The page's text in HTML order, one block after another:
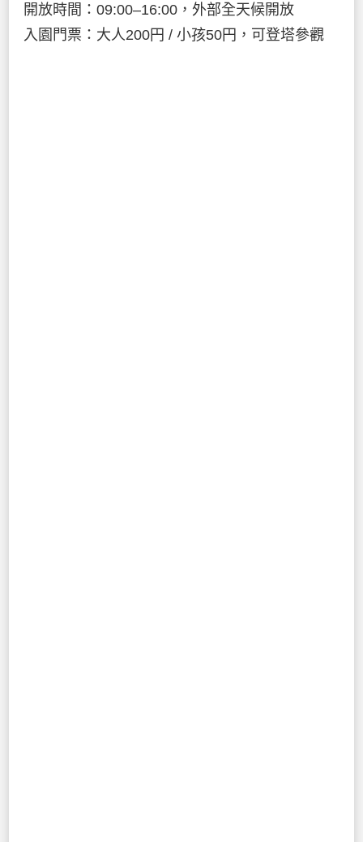
開放時間：09:00–16:00，外部全天候開放
入園門票：大人200円 / 小孩50円，可登塔參觀